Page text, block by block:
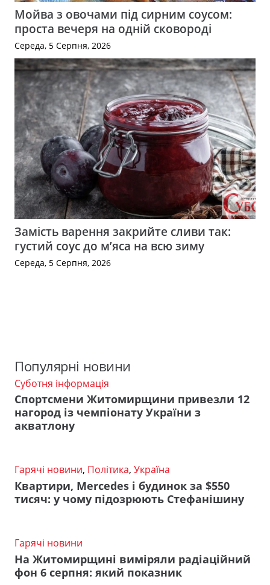
Мойва з овочами під сирним соусом:
проста вечеря на одній сковороді
Середа, 5 Серпня, 2026
Замість варення закрийте сливи так:
густий соус до м’яса на всю зиму
Середа, 5 Серпня, 2026
Популярні новини
Суботня інформація
Спортсмени Житомирщини привезли 12
нагород із чемпіонату України з
акватлону
Гарячі новини, Політика, Україна
Квартири, Mercedes і будинок за $550
тисяч: у чому підозрюють Стефанішину
Гарячі новини
На Житомирщині виміряли радіаційний
фон 6 серпня: який показник